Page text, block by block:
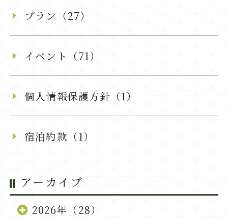
プラン（27）
イベント（71）
個人情報保護方針（1）
宿泊約款（1）
アーカイブ
2026年（28）